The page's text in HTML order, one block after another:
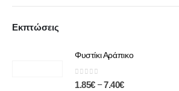
Εκπτώσεις
Φυστίκι Αράπικο
0 out of 5
1.85€ – 7.40€